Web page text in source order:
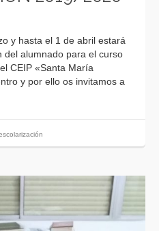
y hasta el 1 de abril estará
del alumnado para el curso
CEIP «Santa María
y por ello os invitamos a